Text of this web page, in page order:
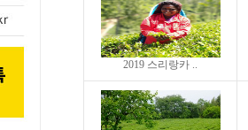
2019 스리랑카 ..